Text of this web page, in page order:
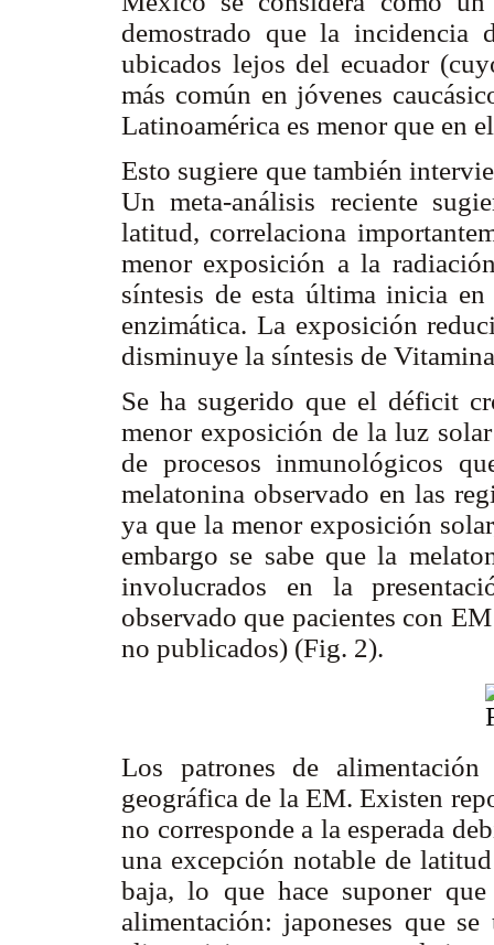
demostrado que la incidencia
ubicados lejos del ecuador
más común en jóvenes
Latinoamérica es menor que en
Esto sugiere que también
Un meta-análisis reciente
latitud, correlaciona
menor exposición a la
síntesis de esta última inicia
enzimática. La exposición
disminuye la síntesis de
Se ha sugerido que el déficit
menor exposición de la luz
de procesos inmunológicos
melatonina observado en las
ya que la menor exposición
embargo se sabe que la
involucrados en la
observado que pacientes con
no publicados) (Fig. 2).
Los patrones de
geográfica de la EM. Existen
no corresponde a la esperada
una excepción notable de
baja, lo que hace suponer
alimentación: japoneses que